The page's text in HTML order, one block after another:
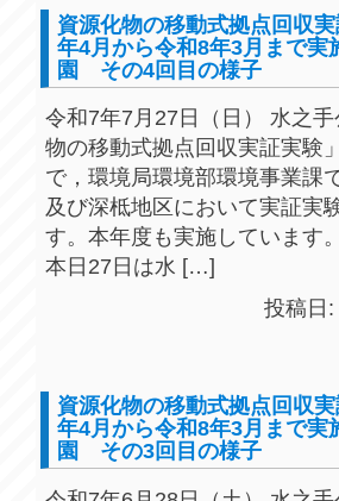
資源化物の移動式拠点回収
年4月から令和8年3月まで
園 その4回目の様子
令和7年7月27日（日） 水之
物の移動式拠点回収実証実験
で，環境局環境部環境事業課
及び深柢地区において実証実
す。本年度も実施しています
本日27日は水 […]
投稿日:
資源化物の移動式拠点回収
年4月から令和8年3月まで
園 その3回目の様子